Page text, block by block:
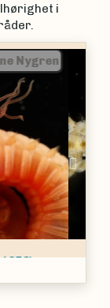
i
Arne Nygren
maculata